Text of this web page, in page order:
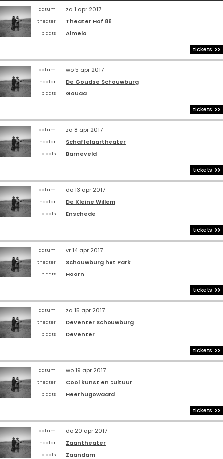
datum za 1 apr 2017
theater Theater Hof 88
plaats
Almelo
tickets
datum wo 5 apr 2017
theater De Goudse Schouwburg
plaats
Gouda
tickets
datum za 8 apr 2017
theater Schaffelaartheater
plaats
Barneveld
tickets
datum do 13 apr 2017
theater De Kleine Willem
plaats
Enschede
tickets
datum vr 14 apr 2017
theater Schouwburg het Park
plaats
Hoorn
tickets
datum za 15 apr 2017
theater Deventer Schouwburg
plaats
Deventer
tickets
datum wo 19 apr 2017
theater Cool kunst en cultuur
plaats
Heerhugowaard
tickets
datum do 20 apr 2017
theater Zaantheater
plaats
Zaandam